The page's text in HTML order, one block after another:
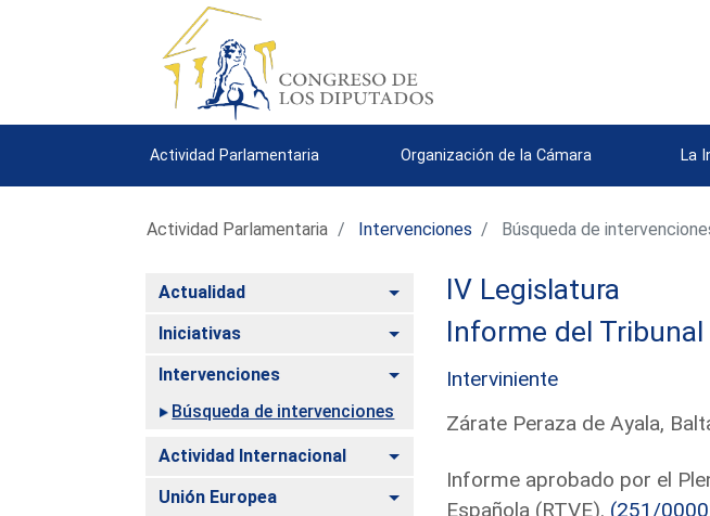
Actividad Parlamentaria Organización de la Cámara La
Actividad Parlamentaria Intervenciones Búsqueda de
Actualidad Alternar
Iniciativas Alternar
Intervenciones
Alternar
Búsqueda de intervenciones
Actividad Internacional Alternar
Unión Europea Alternar
IV Legislatura
Informe del
Interviniente
Zárate Peraza de Ayala,
Informe aprobado por el
Española (RTVE). (251/